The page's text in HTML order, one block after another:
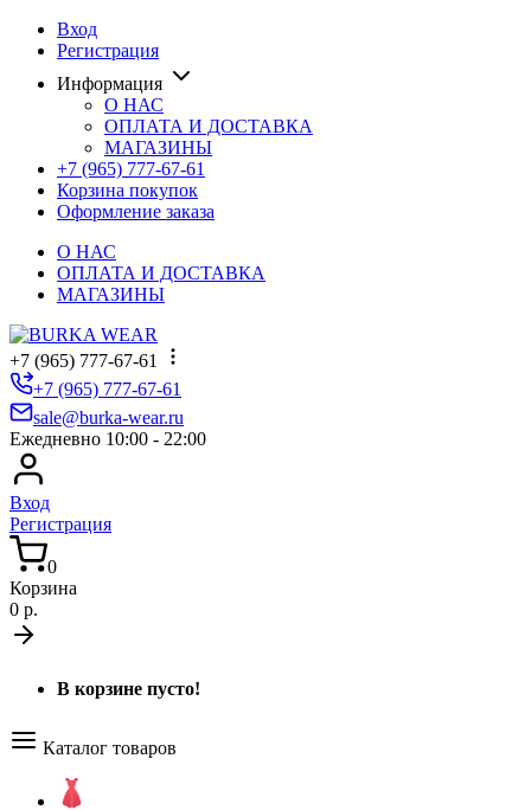
Вход
Регистрация
Информация
О НАС
ОПЛАТА И ДОСТАВКА
МАГАЗИНЫ
+7 (965) 777-67-61
Корзина покупок
Оформление заказа
О НАС
ОПЛАТА И ДОСТАВКА
МАГАЗИНЫ
+7 (965) 777-67-61
+7 (965) 777-67-61
sale@burka-wear.ru
Ежедневно 10:00 - 22:00
Вход
Регистрация
0
Корзина
0 р.
В корзине пусто!
Каталог товаров